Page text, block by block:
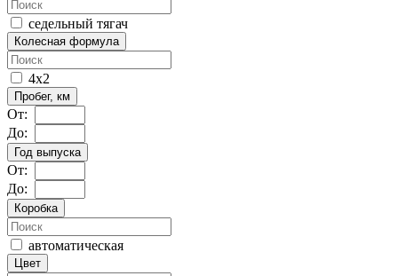
седельный тягач
Колесная формула
4x2
Пробег, км
От:
До:
Год выпуска
От:
До:
Коробка
автоматическая
Цвет